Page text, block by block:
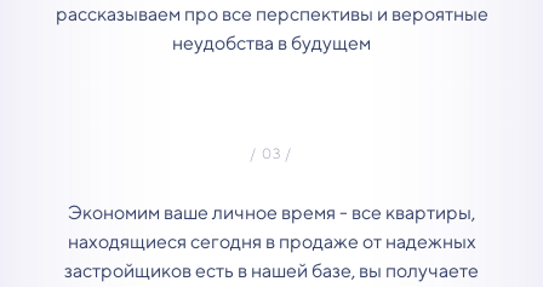
рассказываем про все перспективы и вероятные
неудобства в будущем
Экономим ваше личное время - все квартиры,
находящиеся сегодня в продаже от надежных
застройщиков есть в нашей базе, вы получаете